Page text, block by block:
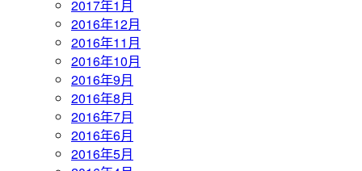
2017年1月
2016年12月
2016年11月
2016年10月
2016年9月
2016年8月
2016年7月
2016年6月
2016年5月